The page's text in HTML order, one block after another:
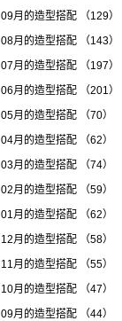
09月的造型搭配 （129）
08月的造型搭配 （143）
07月的造型搭配 （197）
06月的造型搭配 （201）
05月的造型搭配 （70）
04月的造型搭配 （62）
03月的造型搭配 （74）
02月的造型搭配 （59）
01月的造型搭配 （62）
12月的造型搭配 （58）
11月的造型搭配 （55）
10月的造型搭配 （47）
09月的造型搭配 （44）